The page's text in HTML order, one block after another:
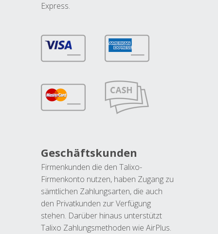
Express.
Geschäftskunden
Firmenkunden die den Talixo-
Firmenkonto nutzen, haben Zugang zu
sämtlichen Zahlungsarten, die auch
den Privatkunden zur Verfügung
stehen. Darüber hinaus unterstützt
Talixo Zahlungsmethoden wie AirPlus.